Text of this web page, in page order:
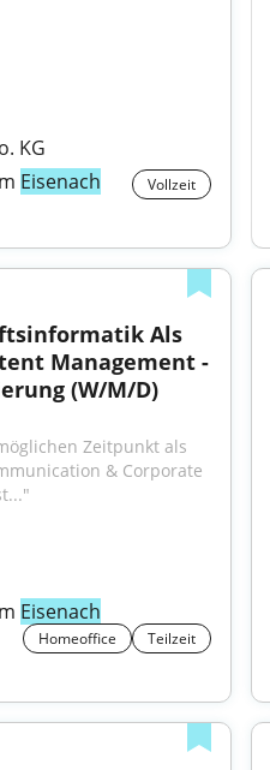
KG
Eisenach Vollzeit
Management -
(W/M/D)
& Corporate
Eisenach
Homeoffice Teilzeit